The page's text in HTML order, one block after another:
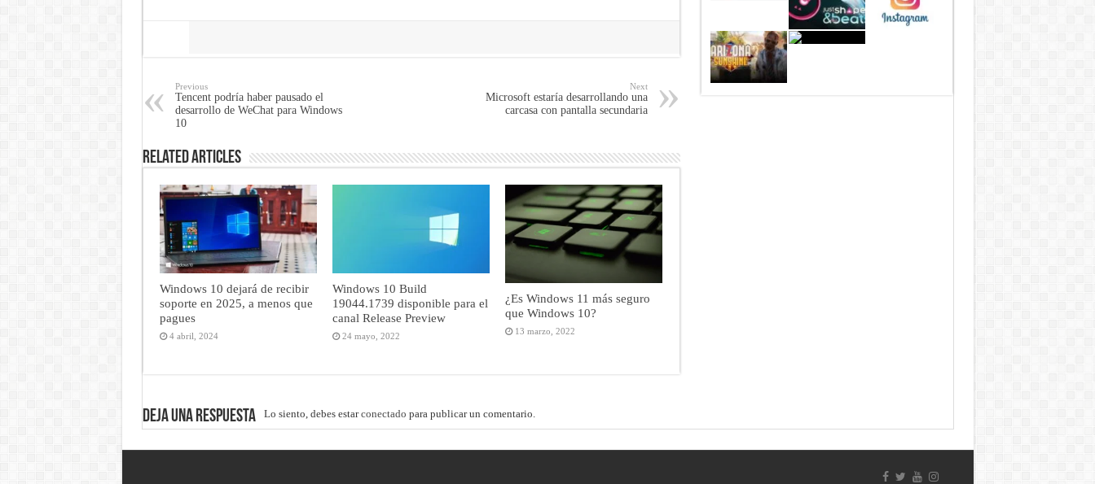
Previous
Tencent podría haber pausado el
desarrollo de WeChat para Windows
10
Next
Microsoft estaría desarrollando una
carcasa con pantalla secundaria
Related Articles
Windows 10 dejará de recibir
soporte en 2025, a menos que
pagues
4 abril, 2024
Windows 10 Build
19044.1739 disponible para el
canal Release Preview
24 mayo, 2022
¿Es Windows 11 más seguro
que Windows 10?
13 marzo, 2022
Deja una respuesta Lo siento, debes estarconectado para publicar un comentario.